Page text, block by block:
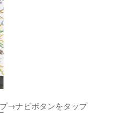
→ナビボタンをタップ